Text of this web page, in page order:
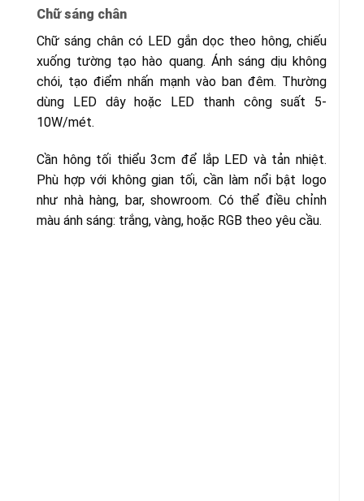
Chữ sáng chân
Chữ sáng chân có LED gắn dọc theo hông, chiếu
xuống tường tạo hào quang. Ánh sáng dịu không
chói, tạo điểm nhấn mạnh vào ban đêm. Thường
dùng LED dây hoặc LED thanh công suất 5-
10W/mét.
Cần hông tối thiểu 3cm để lắp LED và tản nhiệt.
Phù hợp với không gian tối, cần làm nổi bật logo
như nhà hàng, bar, showroom. Có thể điều chỉnh
màu ánh sáng: trắng, vàng, hoặc RGB theo yêu cầu.